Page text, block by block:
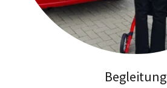
Begleitung